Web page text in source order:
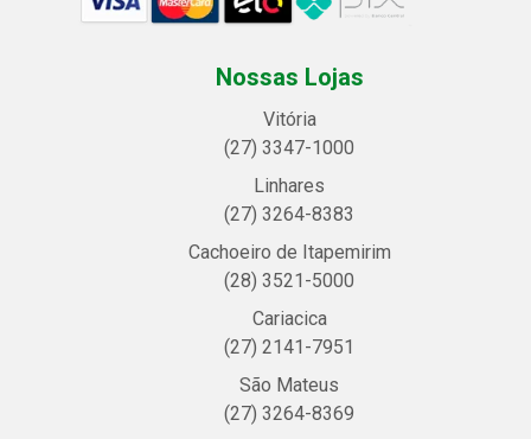
Nossas Lojas
Vitória
(27) 3347-1000
Linhares
(27) 3264-8383
Cachoeiro de Itapemirim
(28) 3521-5000
Cariacica
(27) 2141-7951
São Mateus
(27) 3264-8369